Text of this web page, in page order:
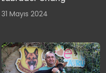
31 Mayıs 2024